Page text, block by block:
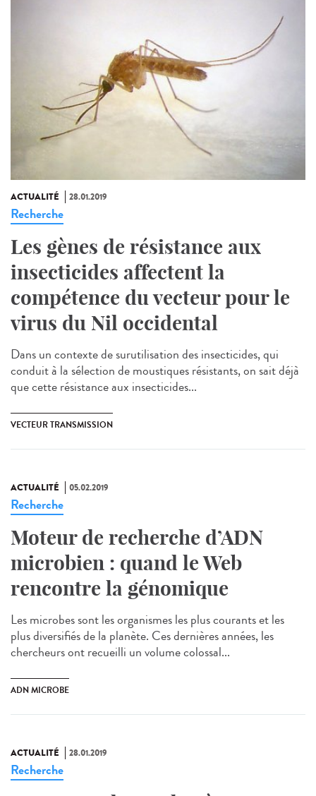
ACTUALITÉ 28.01.2019
Recherche
Les gènes de résistance aux
insecticides affectent la
compétence du vecteur pour le
virus du Nil occidental
Dans un contexte de surutilisation des insecticides, qui
conduit à la sélection de moustiques résistants, on sait déjà
que cette résistance aux insecticides...
VECTEUR TRANSMISSION
ACTUALITÉ 05.02.2019
Recherche
Moteur de recherche d’ADN
microbien : quand le Web
rencontre la génomique
Les microbes sont les organismes les plus courants et les
plus diversifiés de la planète. Ces dernières années, les
chercheurs ont recueilli un volume colossal...
ADN MICROBE
ACTUALITÉ 28.01.2019
Recherche